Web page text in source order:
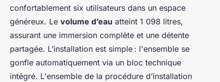
confortablement six utilisateurs dans un espace
généreux. Le volume d’eau atteint 1 098 litres,
assurant une immersion complète et une détente
partagée. L’installation est simple : l'ensemble se
gonfle automatiquement via un bloc technique
intégré. L'ensemble de la procédure d’installation